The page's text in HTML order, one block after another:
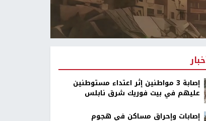
إصابة 3 مواطنين إثر اعتداء مستوطنين
عليهم في بيت فوريك شرق نابلس
إصابات وإحراق مساكن في هجوم